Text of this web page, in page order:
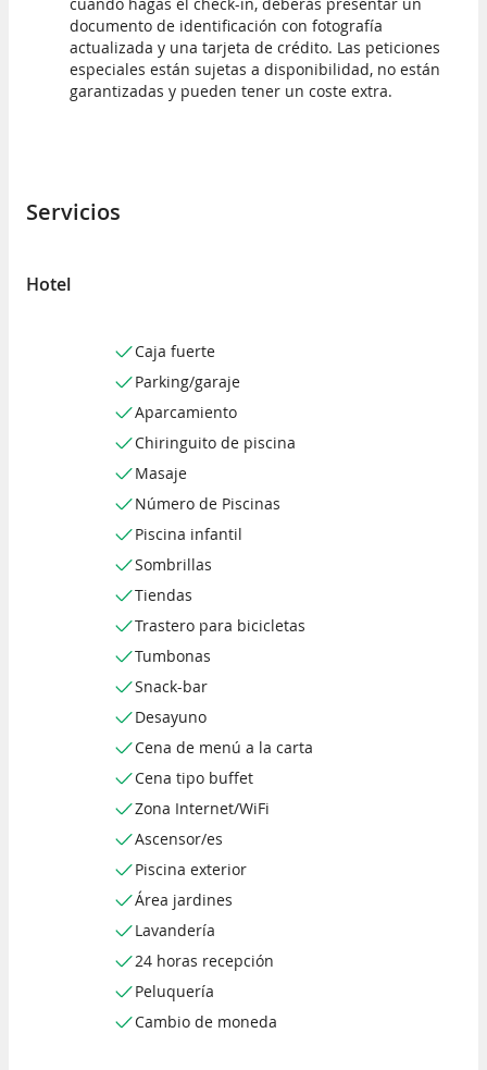
documento de identificación con fotografía
actualizada y una tarjeta de crédito. Las peticiones
especiales están sujetas a disponibilidad, no están
garantizadas y pueden tener un coste extra.
Servicios
Hotel
Caja fuerte
Parking/garaje
Aparcamiento
Chiringuito de piscina
Masaje
Número de Piscinas
Piscina infantil
Sombrillas
Tiendas
Trastero para bicicletas
Tumbonas
Snack-bar
Desayuno
Cena de menú a la carta
Cena tipo buffet
Zona Internet/WiFi
Ascensor/es
Piscina exterior
Área jardines
Lavandería
24 horas recepción
Peluquería
Cambio de moneda